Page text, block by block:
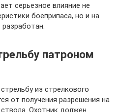
серьезное влияние не
боеприпаса, но и на
патроном
из стрелкового
от получения разрешения на
Охотник должен